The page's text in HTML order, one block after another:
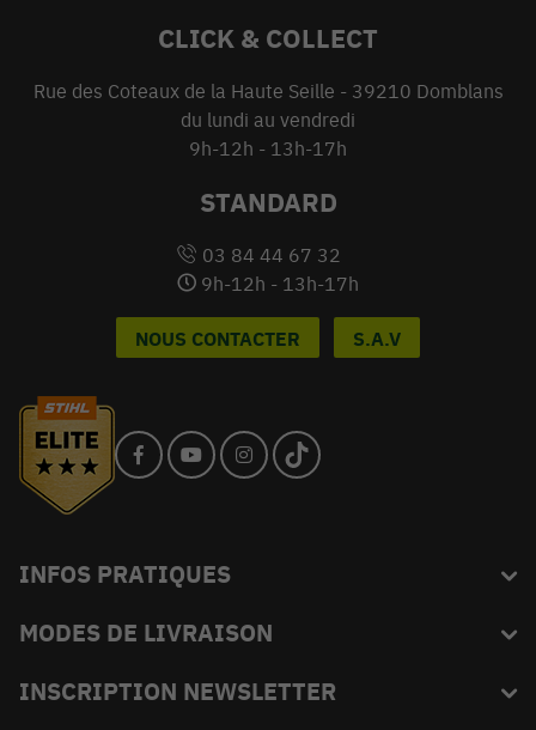
CLICK & COLLECT
Rue des Coteaux de la Haute Seille - 39210 Domblans
du lundi au vendredi
9h-12h - 13h-17h
STANDARD
03 84 44 67 32
9h-12h - 13h-17h
NOUS CONTACTER S.A.V
INFOS PRATIQUES
Blog
L'équipe du King
MODES DE LIVRAISON
INSCRIPTION NEWSLETTER